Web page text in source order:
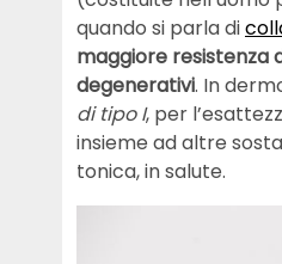
quando si parla di
maggiore resistenza
degenerativi. In
di tipo I, per
insieme ad altre
tonica, in salute.